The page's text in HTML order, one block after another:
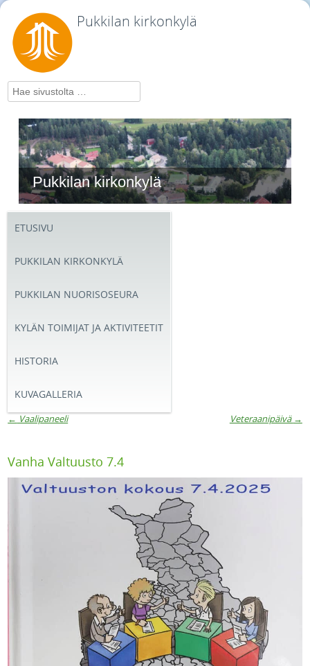
Pukkilan kirkonkylä
Hae
Pukkilan kirkonkylä
ETUSIVU
PUKKILAN KIRKONKYLÄ
PUKKILAN NUORISOSEURA
KYLÄN TOIMIJAT JA AKTIVITEETIT
HISTORIA
KUVAGALLERIA
← Vaalipaneeli Veteraanipäivä →
Vanha Valtuusto 7.4